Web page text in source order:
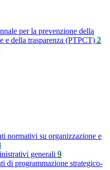
per la prevenzione della
e della trasparenza (PTPCT) 2
normativi su organizzazione e
generali 9
di programmazione strategico-